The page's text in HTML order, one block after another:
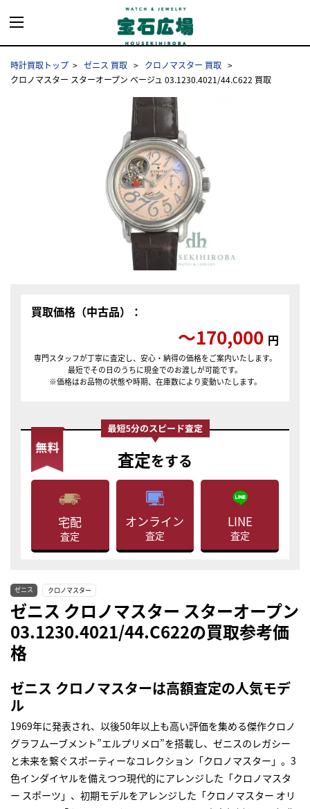
時計買取トップ ゼニス 買取
クロノマスター 買取
クロノマスター スターオープン ベージュ 03.1230.4021/44.C622 買取
買取価格（中古品）：
〜170,000 円
専門スタッフが丁寧に査定し、安心・納得の価格をご案内いたします。
最短でその日のうちに現金でのお渡しが可能です。
※価格はお品物の状態や時期、在庫数により変動いたします。
査定をする
宅配
査定
オンライン
査定
LINE
査定
ゼニス クロノマスター
ゼニス クロノマスター スターオープン
03.1230.4021/44.C622の買取参考価
格
ゼニス クロノマスターは高額査定の人気モデ
ル
1969年に発表され、以後50年以上も高い評価を集める傑作クロノ
グラフムーブメント”エルプリメロ”を搭載し、ゼニスのレガシー
と未来を繋ぐスポーティーなコレクション「クロノマスター」。3
色インダイヤルを備えつつ現代的にアレンジした「クロノマスタ
ー スポーツ」、初期モデルをアレンジした「クロノマスター オリ